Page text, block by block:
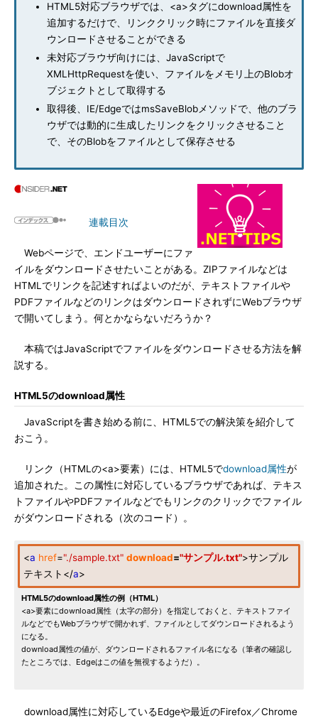
HTML5対応ブラウザでは、<a>タグにdownload属性を
追加するだけで、リンククリック時にファイルを直接ダ
ウンロードさせることができる
未対応ブラウザ向けには、JavaScriptで
XMLHttpRequestを使い、ファイルをメモリ上のBlobオ
ブジェクトとして取得する
取得後、IE/EdgeではmsSaveBlobメソッドで、他のブラ
ウザでは動的に生成したリンクをクリックさせること
で、そのBlobをファイルとして保存させる
連載目次
Webページで、エンドユーザーにファ
イルをダウンロードさせたいことがある。ZIPファイルなどは
HTMLでリンクを記述すればよいのだが、テキストファイルや
PDFファイルなどのリンクはダウンロードされずにWebブラウザ
で開いてしまう。何とかならないだろうか？
本稿ではJavaScriptでファイルをダウンロードさせる方法を解
説する。
HTML5のdownload属性
JavaScriptを書き始める前に、HTML5での解決策を紹介して
おこう。
リンク（HTMLの<a>要素）には、HTML5でdownload属性が
追加された。この属性に対応しているブラウザであれば、テキス
トファイルやPDFファイルなどでもリンクのクリックでファイル
がダウンロードされる（次のコード）。
<a href="./sample.txt" download="サンプル.txt">サンプル
テキスト</a>
HTML5のdownload属性の例（HTML）
<a>要素にdownload属性（太字の部分）を指定しておくと、テキストファイ
ルなどでもWebブラウザで開かれず、ファイルとしてダウンロードされるよう
になる。
download属性の値が、ダウンロードされるファイル名になる（筆者の確認し
たところでは、Edgeはこの値を無視するようだ）。
download属性に対応しているEdgeや最近のFirefox／Chrome